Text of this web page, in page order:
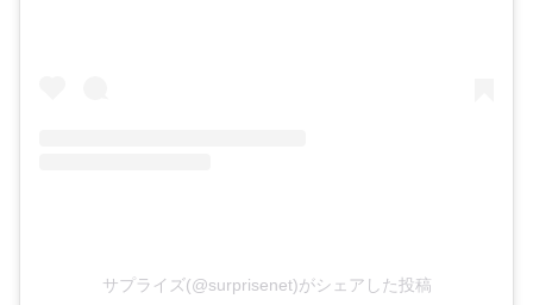
サプライズ(@surprisenet)がシェアした投稿